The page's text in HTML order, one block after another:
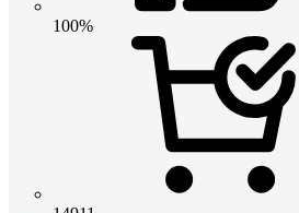
100%